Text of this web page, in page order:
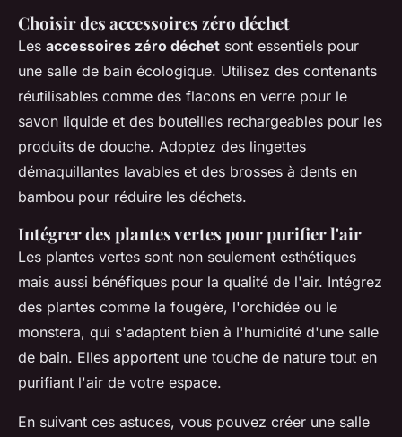
Choisir des accessoires zéro déchet
Les accessoires zéro déchet sont essentiels pour
une salle de bain écologique. Utilisez des contenants
réutilisables comme des flacons en verre pour le
savon liquide et des bouteilles rechargeables pour les
produits de douche. Adoptez des lingettes
démaquillantes lavables et des brosses à dents en
bambou pour réduire les déchets.
Intégrer des plantes vertes pour purifier l'air
Les plantes vertes sont non seulement esthétiques
mais aussi bénéfiques pour la qualité de l'air. Intégrez
des plantes comme la fougère, l'orchidée ou le
monstera, qui s'adaptent bien à l'humidité d'une salle
de bain. Elles apportent une touche de nature tout en
purifiant l'air de votre espace.
En suivant ces astuces, vous pouvez créer une salle